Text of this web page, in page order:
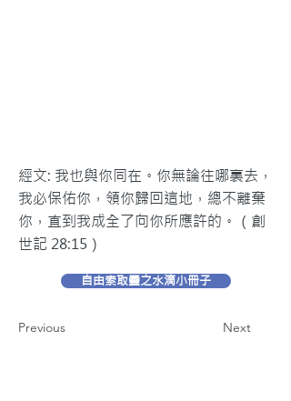
經文: 我也與你同在。你無論往哪裏去，
我必保佑你，領你歸回這地，總不離棄
你，直到我成全了向你所應許的。（創
世記 28:15）
自由索取靈之水滴小冊子
Previous Next